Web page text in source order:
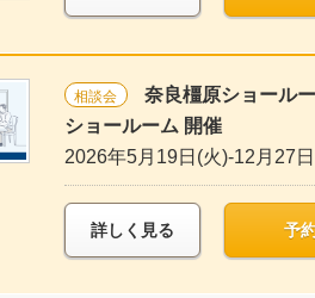
相談会
奈良橿原ショール
ショールーム 開催
2026年5月19日(火)-12月27
詳しく見る 予